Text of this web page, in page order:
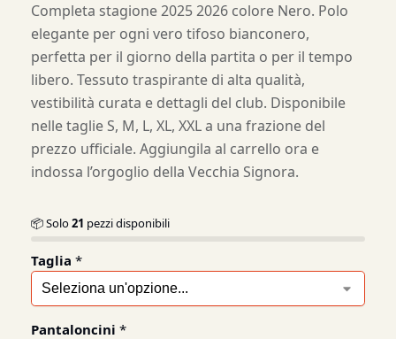
Completa stagione 2025 2026 colore Nero. Polo
elegante per ogni vero tifoso bianconero,
perfetta per il giorno della partita o per il tempo
libero. Tessuto traspirante di alta qualità,
vestibilità curata e dettagli del club. Disponibile
nelle taglie S, M, L, XL, XXL a una frazione del
prezzo ufficiale. Aggiungila al carrello ora e
indossa l’orgoglio della Vecchia Signora.
📦 Solo21 pezzi disponibili
Taglia *
Pantaloncini *